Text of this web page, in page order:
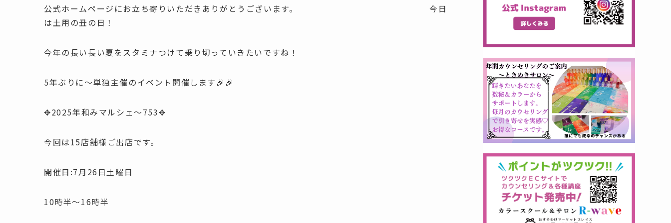
公式ホームページにお立ち寄りいただきありがとうございます。 今日
は土用の丑の日！
今年の長い長い夏をスタミナつけて乗り切っていきたいですね！
5年ぶりに〜単独主催のイベント開催します🎉🎉
✥2025年和みマルシェ〜753✥
今回は15店舗様ご出店です。
開催日:7月26日土曜日
10時半〜16時半